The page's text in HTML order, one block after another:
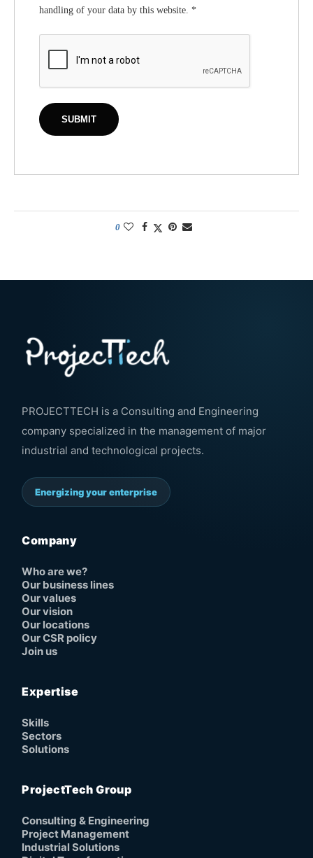
handling of your data by this website. *
0
PROJECTTECH is a Consulting and Engineering
company specialized in the management of major
industrial and technological projects.
Energizing your enterprise
Company
Who are we?
Our business lines
Our values
Our vision
Our locations
Our CSR policy
Join us
Expertise
Skills
Sectors
Solutions
ProjectTech Group
Consulting & Engineering
Project Management
Industrial Solutions